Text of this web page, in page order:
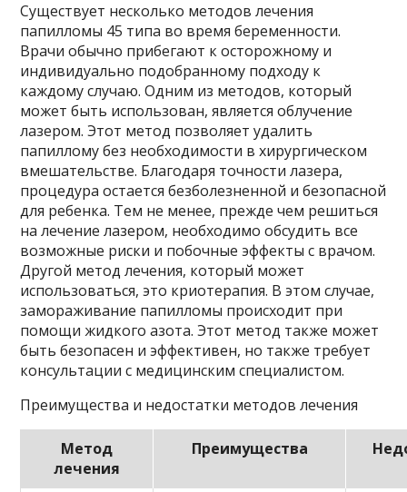
Существует несколько методов лечения
папилломы 45 типа во время беременности.
Врачи обычно прибегают к осторожному и
индивидуально подобранному подходу к
каждому случаю. Одним из методов, который
может быть использован, является облучение
лазером. Этот метод позволяет удалить
папиллому без необходимости в хирургическом
вмешательстве. Благодаря точности лазера,
процедура остается безболезненной и безопасной
для ребенка. Тем не менее, прежде чем решиться
на лечение лазером, необходимо обсудить все
возможные риски и побочные эффекты с врачом.
Другой метод лечения, который может
использоваться, это криотерапия. В этом случае,
замораживание папилломы происходит при
помощи жидкого азота. Этот метод также может
быть безопасен и эффективен, но также требует
консультации с медицинским специалистом.
Преимущества и недостатки методов лечения
Метод
лечения
Преимущества